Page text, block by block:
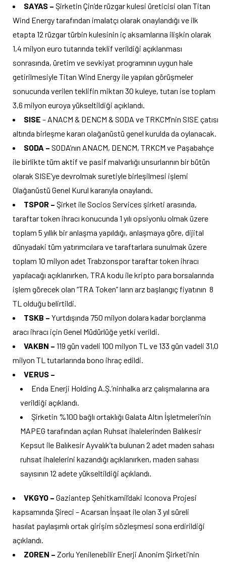
SAYAS – Şirketin Çin’de rüzgar kulesi üreticisi olan Titan
Wind Energy tarafından imalatçı olarak onaylandığı ve ilk
etapta 12 rüzgar türbin kulesinin iç aksamlarına ilişkin olarak
1,4 milyon euro tutarında teklif verildiği açıklanması
sonrasında, üretim ve sevkiyat programının uygun hale
getirilmesiyle Titan Wind Energy ile yapılan görüşmeler
sonucunda verilen teklifin miktarı 30 kuleye, tutarı ise toplam
3,6 milyon euroya yükseltildiği açıklandı.
SISE – ANACM & DENCM & SODA ve TRKCM’nin SISE çatısı
altında birleşme kararı olağanüstü genel kurulda da oylanacak.
SODA – SODA’nın ANACM, DENCM, TRKCM ve Paşabahçe
ile birlikte tüm aktif ve pasif malvarlığı unsurlarının bir bütün
olarak SISE’ye devrolmak suretiyle birleşilmesi işlemi
Olağanüstü Genel Kurul kararıyla onaylandı.
TSPOR – Şirket ile Socios Services şirketi arasında,
taraftar token ihracı konucunda 1 yılı opsiyonlu olmak üzere
toplam 5 yıllık bir anlaşma yapıldığı, anlaşmaya göre, dijital
dünyadaki tüm yatırımcılara ve taraftarlara sunulmak üzere
toplam 10 milyon adet Trabzonspor taraftar token ihracı
yapılacağı açıklanırken, TRA kodu ile kripto para borsalarında
işlem görecek olan “TRA Token” ların arz başlangıç fiyatının 8
TL olduğu belirtildi.
TSKB – Yurtdışında 750 milyon dolara kadar borçlanma
aracı ihracı için Genel Müdürlüğe yetki verildi.
VAKBN – 119 gün vadeli 100 milyon TL ve 133 gün vadeli 31,0
milyon TL tutarlarında bono ihraç edildi.
VERUS –
Enda Enerji Holding A.Ş.’ninhalka arz çalışmalarına ara
verildiği açıklandı.
Şirketin %100 bağlı ortaklığı Galata Altın İşletmeleri’nin
MAPEG tarafından açılan Ruhsat ihalelerinden Balıkesir
Kepsut ile Balıkesir Ayvalık’ta bulunan 2 adet maden sahası
ruhsat ihalelerini kazandığı açıklanırken, maden sahası
sayısının 12 adete yükseltildiği açıklandı.
VKGYO – Gaziantep Şehitkamil’daki Iconova Projesi
kapsamında Şireci – Acarsan İnşaat ile olan 3 yıl süreli
hasılat paylaşımlı ortak girişim sözleşmesi sona erdirildiği
açıklandı.
ZOREN – Zorlu Yenilenebilir Enerji Anonim Şirketi’nin